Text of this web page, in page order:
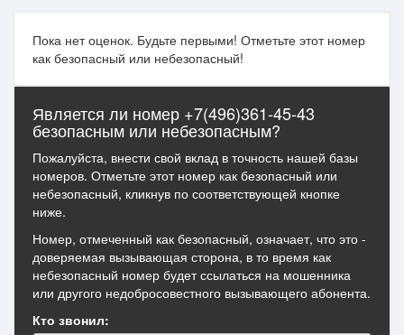
Пока нет оценок. Будьте первыми! Отметьте этот номер
как безопасный или небезопасный!
Является ли номер +7(496)361-45-43
безопасным или небезопасным?
Пожалуйста, внести свой вклад в точность нашей базы
номеров. Отметьте этот номер как безопасный или
небезопасный, кликнув по соответствующей кнопке
ниже.
Номер, отмеченный как безопасный, означает, что это -
доверяемая вызывающая сторона, в то время как
небезопасный номер будет ссылаться на мошенника
или другого недобросовестного вызывающего абонента.
Кто звонил: